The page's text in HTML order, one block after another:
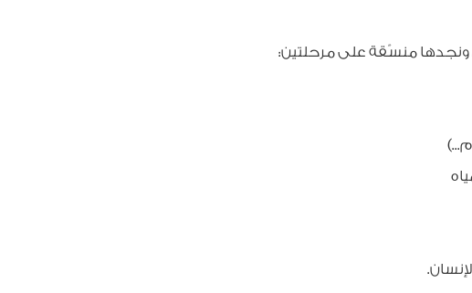
ونجدها منسّقة على مرحلتين: